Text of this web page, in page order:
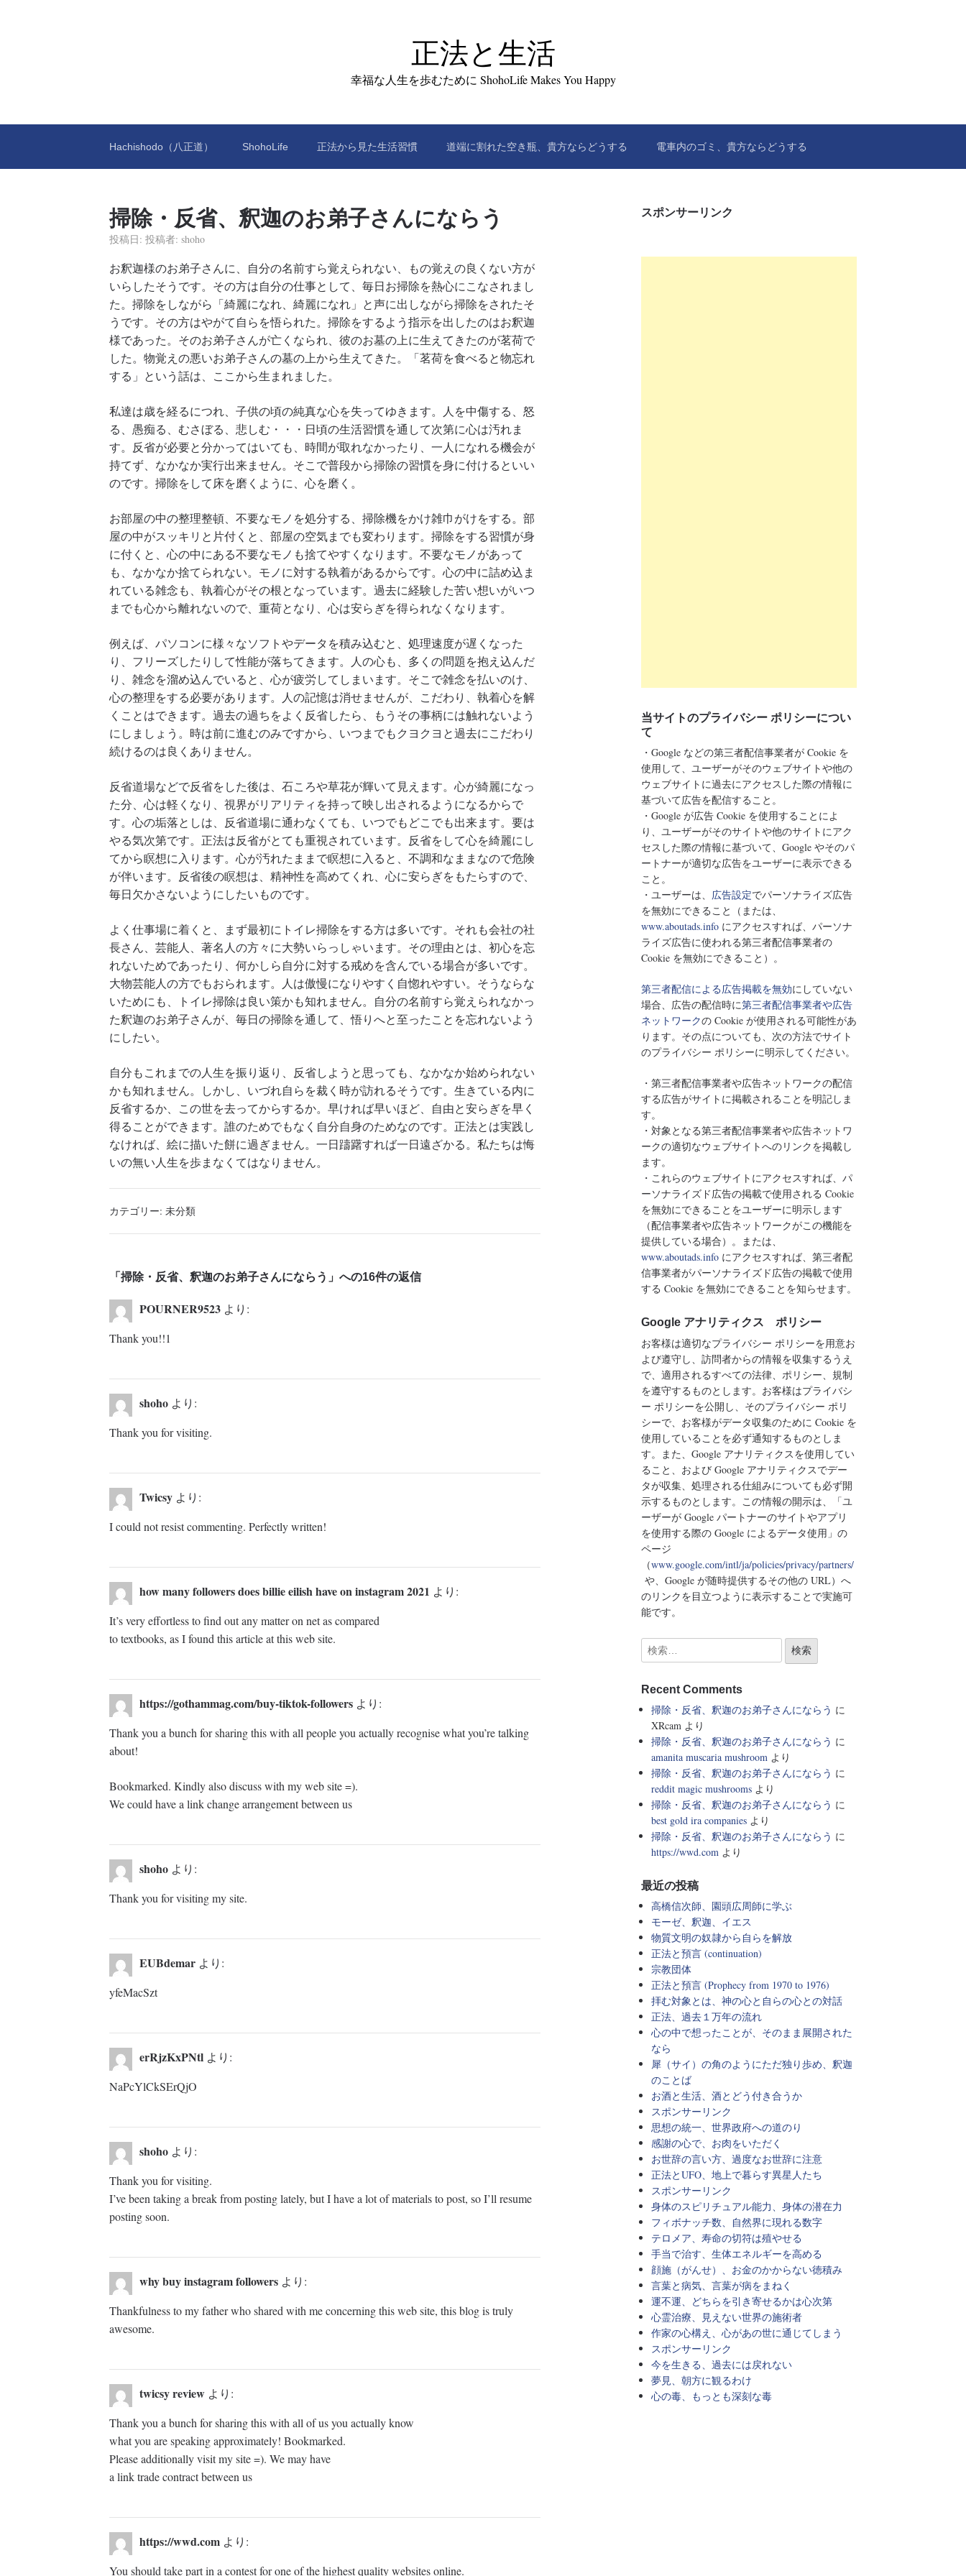
正法と生活
幸福な人生を歩むために ShohoLife Makes You Happy
Hachishodo（八正道） ShohoLife 正法から見た生活習慣 道端に割れた空き瓶、貴方ならどうする 電車内のゴミ、貴方ならどうする
掃除・反省、釈迦のお弟子さんにならう
投稿日: 投稿者: shoho
お釈迦様のお弟子さんに、自分の名前すら覚えられない、もの覚えの良くない方が
いらしたそうです。その方は自分の仕事として、毎日お掃除を熱心にこなされまし
た。掃除をしながら「綺麗になれ、綺麗になれ」と声に出しながら掃除をされたそ
うです。その方はやがて自らを悟られた。掃除をするよう指示を出したのはお釈迦
様であった。そのお弟子さんが亡くなられ、彼のお墓の上に生えてきたのが茗荷で
した。物覚えの悪いお弟子さんの墓の上から生えてきた。「茗荷を食べると物忘れ
する」という話は、ここから生まれました。
私達は歳を経るにつれ、子供の頃の純真な心を失ってゆきます。人を中傷する、怒
る、愚痴る、むさぼる、悲しむ・・・日頃の生活習慣を通して次第に心は汚れま
す。反省が必要と分かってはいても、時間が取れなかったり、一人になれる機会が
持てず、なかなか実行出来ません。そこで普段から掃除の習慣を身に付けるといい
のです。掃除をして床を磨くように、心を磨く。
お部屋の中の整理整頓、不要なモノを処分する、掃除機をかけ雑巾がけをする。部
屋の中がスッキリと片付くと、部屋の空気までも変わります。掃除をする習慣が身
に付くと、心の中にある不要なモノも捨てやすくなります。不要なモノがあって
も、なかなか捨てられない。モノに対する執着があるからです。心の中に詰め込ま
れている雑念も、執着心がその根となっています。過去に経験した苦い想いがいつ
までも心から離れないので、重荷となり、心は安らぎを得られなくなります。
例えば、パソコンに様々なソフトやデータを積み込むと、処理速度が遅くなった
り、フリーズしたりして性能が落ちてきます。人の心も、多くの問題を抱え込んだ
り、雑念を溜め込んでいると、心が疲労してしまいます。そこで雑念を払いのけ、
心の整理をする必要があります。人の記憶は消せませんが、こだわり、執着心を解
くことはできます。過去の過ちをよく反省したら、もうその事柄には触れないよう
にしましょう。時は前に進むのみですから、いつまでもクヨクヨと過去にこだわり
続けるのは良くありません。
反省道場などで反省をした後は、石ころや草花が輝いて見えます。心が綺麗になっ
た分、心は軽くなり、視界がリアリティを持って映し出されるようになるからで
す。心の垢落としは、反省道場に通わなくても、いつでもどこでも出来ます。要は
やる気次第です。正法は反省がとても重視されています。反省をして心を綺麗にし
てから瞑想に入ります。心が汚れたままで瞑想に入ると、不調和なままなので危険
が伴います。反省後の瞑想は、精神性を高めてくれ、心に安らぎをもたらすので、
毎日欠かさないようにしたいものです。
よく仕事場に着くと、まず最初にトイレ掃除をする方は多いです。それも会社の社
長さん、芸能人、著名人の方々に大勢いらっしゃいます。その理由とは、初心を忘
れないためであったり、何かしら自分に対する戒めを含んでいる場合が多いです。
大物芸能人の方でもおられます。人は傲慢になりやすく自惚れやすい。そうならな
いためにも、トイレ掃除は良い策かも知れません。自分の名前すら覚えられなかっ
た釈迦のお弟子さんが、毎日の掃除を通して、悟りへと至ったことを忘れないよう
にしたい。
自分もこれまでの人生を振り返り、反省しようと思っても、なかなか始められない
かも知れません。しかし、いづれ自らを裁く時が訪れるそうです。生きている内に
反省するか、この世を去ってからするか。早ければ早いほど、自由と安らぎを早く
得ることができます。誰のためでもなく自分自身のためなのです。正法とは実践し
なければ、絵に描いた餅に過ぎません。一日躊躇すれば一日遠ざかる。私たちは悔
いの無い人生を歩まなくてはなりません。
カテゴリー: 未分類
「掃除・反省、釈迦のお弟子さんにならう」への16件の返信
POURNER9523 より:
Thank you!!1
shoho より:
Thank you for visiting.
Twicsy より:
I could not resist commenting. Perfectly written!
how many followers does billie eilish have on instagram 2021 より:
It’s very effortless to find out any matter on net as compared
to textbooks, as I found this article at this web site.
https://gothammag.com/buy-tiktok-followers より:
Thank you a bunch for sharing this with all people you actually recognise what you’re talking
about!
Bookmarked. Kindly also discuss with my web site =).
We could have a link change arrangement between us
shoho より:
Thank you for visiting my site.
EUBdemar より:
yfeMacSzt
erRjzKxPNtl より:
NaPcYlCkSErQjO
shoho より:
Thank you for visiting.
I’ve been taking a break from posting lately, but I have a lot of materials to post, so I’ll resume
posting soon.
why buy instagram followers より:
Thankfulness to my father who shared with me concerning this web site, this blog is truly
awesome.
twicsy review より:
Thank you a bunch for sharing this with all of us you actually know
what you are speaking approximately! Bookmarked.
Please additionally visit my site =). We may have
a link trade contract between us
https://wwd.com より:
You should take part in a contest for one of the highest quality websites online.
スポンサーリンク
当サイトのプライバシー ポリシーについ
て
・Google などの第三者配信事業者が Cookie を
使用して、ユーザーがそのウェブサイトや他の
ウェブサイトに過去にアクセスした際の情報に
基づいて広告を配信すること。
・Google が広告 Cookie を使用することによ
り、ユーザーがそのサイトや他のサイトにアク
セスした際の情報に基づいて、Google やそのパ
ートナーが適切な広告をユーザーに表示できる
こと。
・ユーザーは、 広告設定でパーソナライズ広告
を無効にできること（または、
www.aboutads.info にアクセスすれば、パーソナ
ライズ広告に使われる第三者配信事業者の
Cookie を無効にできること）。
第三者配信による広告掲載を無効にしていない
場合、広告の配信時に第三者配信事業者や広告
ネットワークの Cookie が使用される可能性があ
ります。その点についても、次の方法でサイト
のプライバシー ポリシーに明示してください。
・第三者配信事業者や広告ネットワークの配信
する広告がサイトに掲載されることを明記しま
す。
・対象となる第三者配信事業者や広告ネットワ
ークの適切なウェブサイトへのリンクを掲載し
ます。
・これらのウェブサイトにアクセスすれば、パ
ーソナライズド広告の掲載で使用される Cookie
を無効にできることをユーザーに明示します
（配信事業者や広告ネットワークがこの機能を
提供している場合）。または、
www.aboutads.info にアクセスすれば、第三者配
信事業者がパーソナライズド広告の掲載で使用
する Cookie を無効にできることを知らせます。
Google アナリティクス ポリシー
お客様は適切なプライバシー ポリシーを用意お
よび遵守し、訪問者からの情報を収集するうえ
で、適用されるすべての法律、ポリシー、規制
を遵守するものとします。お客様はプライバシ
ー ポリシーを公開し、そのプライバシー ポリ
シーで、お客様がデータ収集のために Cookie を
使用していることを必ず通知するものとしま
す。また、Google アナリティクスを使用してい
ること、および Google アナリティクスでデー
タが収集、処理される仕組みについても必ず開
示するものとします。この情報の開示は、「ユ
ーザーが Google パートナーのサイトやアプリ
を使用する際の Google によるデータ使用」の
ページ
（www.google.com/intl/ja/policies/privacy/partners/
や、Google が随時提供するその他の URL）へ
のリンクを目立つように表示することで実施可
能です。
Recent Comments
掃除・反省、釈迦のお弟子さんにならう に
XRcam より
掃除・反省、釈迦のお弟子さんにならう に
amanita muscaria mushroom より
掃除・反省、釈迦のお弟子さんにならう に
reddit magic mushrooms より
掃除・反省、釈迦のお弟子さんにならう に
best gold ira companies より
掃除・反省、釈迦のお弟子さんにならう に
https://wwd.com より
最近の投稿
高橋信次師、園頭広周師に学ぶ
モーゼ、釈迦、イエス
物質文明の奴隷から自らを解放
正法と預言 (continuation)
宗教団体
正法と預言 (Prophecy from 1970 to 1976)
拝む対象とは、神の心と自らの心との対話
正法、過去１万年の流れ
心の中で想ったことが、そのまま展開された
なら
犀（サイ）の角のようにただ独り歩め、釈迦
のことば
お酒と生活、酒とどう付き合うか
スポンサーリンク
思想の統一、世界政府への道のり
感謝の心で、お肉をいただく
お世辞の言い方、過度なお世辞に注意
正法とUFO、地上で暮らす異星人たち
スポンサーリンク
身体のスピリチュアル能力、身体の潜在力
フィボナッチ数、自然界に現れる数字
テロメア、寿命の切符は殖やせる
手当で治す、生体エネルギーを高める
顔施（がんせ）、お金のかからない徳積み
言葉と病気、言葉が病をまねく
運不運、どちらを引き寄せるかは心次第
心霊治療、見えない世界の施術者
作家の心構え、心があの世に通じてしまう
スポンサーリンク
今を生きる、過去には戻れない
夢見、朝方に観るわけ
心の毒、もっとも深刻な毒